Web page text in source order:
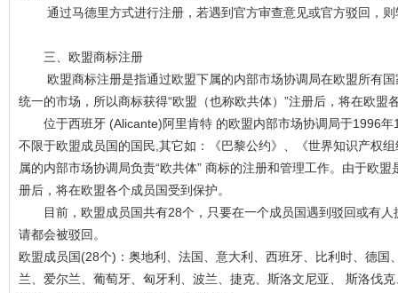
通过马德里方式进行注册，若遇到官方审查意见或官方驳回，则
三、欧盟商标注册
欧盟商标注册是指通过欧盟下属的内部市场协调局在欧盟所有国
统一的市场，所以商标获得“欧盟（也称欧共体）”注册后，将在欧盟
位于西班牙 (Alicante)阿里肯特 的欧盟内部市场协调局于1996年
不限于欧盟成员国的国民,其它如：《巴黎公约》、《世界知识产权
属的内部市场协调局负责“欧共体” 商标的注册和管理工作。由于欧
册后，将在欧盟各个成员国受到保护。
目前，欧盟成员国共有28个，只要在一个成员国遇到驳回或有人
请都会被驳回。
欧盟成员国(28个)：奥地利、法国、意大利、西班牙、比利时、德
兰、爱尔兰、葡萄牙、匈牙利、波兰、捷克、斯洛文尼亚、 斯洛伐